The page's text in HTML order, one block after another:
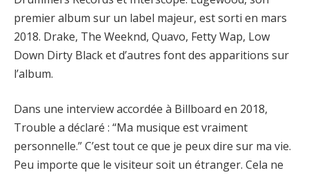
premier album sur un label majeur, est sorti en mars
2018. Drake, The Weeknd, Quavo, Fetty Wap, Low
Down Dirty Black et d’autres font des apparitions sur
l’album.
Dans une interview accordée à Billboard en 2018,
Trouble a déclaré : “Ma musique est vraiment
personnelle.” C’est tout ce que je peux dire sur ma vie.
Peu importe que le visiteur soit un étranger. Cela ne